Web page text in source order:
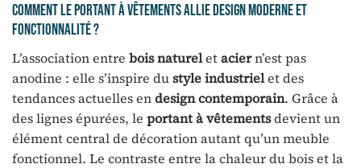
Comment le portant à vêtements allie design moderne et
fonctionnalité ?
L’association entre bois natureletaciern’est pas
anodine : elle s’inspire dustyle industrielet des
tendances actuelles endesign contemporain. Grâce à
des lignes épurées, le portant à vêtementsdevient un
élément central de décoration autant qu’un meuble
fonctionnel. Le contraste entre la chaleur du bois et la